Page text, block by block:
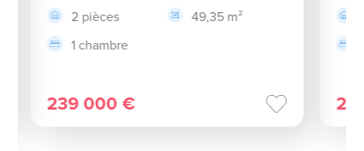
2 pièces
49,35 m²
1 chambre
239 000 € 2